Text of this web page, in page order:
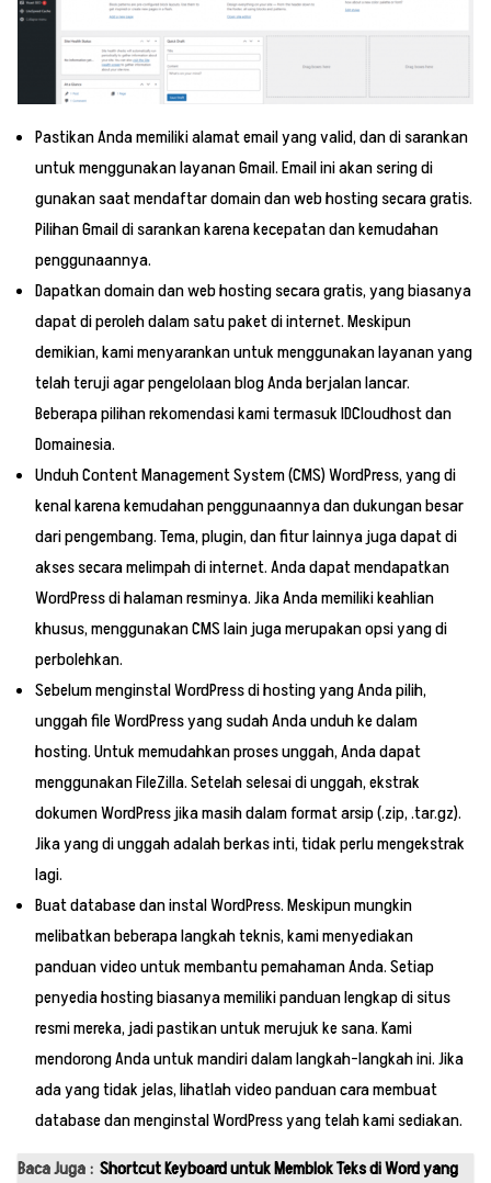
Pastikan Anda memiliki alamat email yang valid, dan di sarankan
untuk menggunakan layanan Gmail. Email ini akan sering di
gunakan saat mendaftar domain dan web hosting secara gratis.
Pilihan Gmail di sarankan karena kecepatan dan kemudahan
penggunaannya.
Dapatkan domain dan web hosting secara gratis, yang biasanya
dapat di peroleh dalam satu paket di internet. Meskipun
demikian, kami menyarankan untuk menggunakan layanan yang
telah teruji agar pengelolaan blog Anda berjalan lancar.
Beberapa pilihan rekomendasi kami termasuk IDCloudhost dan
Domainesia.
Unduh Content Management System (CMS) WordPress, yang di
kenal karena kemudahan penggunaannya dan dukungan besar
dari pengembang. Tema, plugin, dan fitur lainnya juga dapat di
akses secara melimpah di internet. Anda dapat mendapatkan
WordPress di halaman resminya. Jika Anda memiliki keahlian
khusus, menggunakan CMS lain juga merupakan opsi yang di
perbolehkan.
Sebelum menginstal WordPress di hosting yang Anda pilih,
unggah file WordPress yang sudah Anda unduh ke dalam
hosting. Untuk memudahkan proses unggah, Anda dapat
menggunakan FileZilla. Setelah selesai di unggah, ekstrak
dokumen WordPress jika masih dalam format arsip (.zip, .tar.gz).
Jika yang di unggah adalah berkas inti, tidak perlu mengekstrak
lagi.
Buat database dan instal WordPress. Meskipun mungkin
melibatkan beberapa langkah teknis, kami menyediakan
panduan video untuk membantu pemahaman Anda. Setiap
penyedia hosting biasanya memiliki panduan lengkap di situs
resmi mereka, jadi pastikan untuk merujuk ke sana. Kami
mendorong Anda untuk mandiri dalam langkah-langkah ini. Jika
ada yang tidak jelas, lihatlah video panduan cara membuat
database dan menginstal WordPress yang telah kami sediakan.
Baca Juga : Shortcut Keyboard untuk Memblok Teks di Word yang